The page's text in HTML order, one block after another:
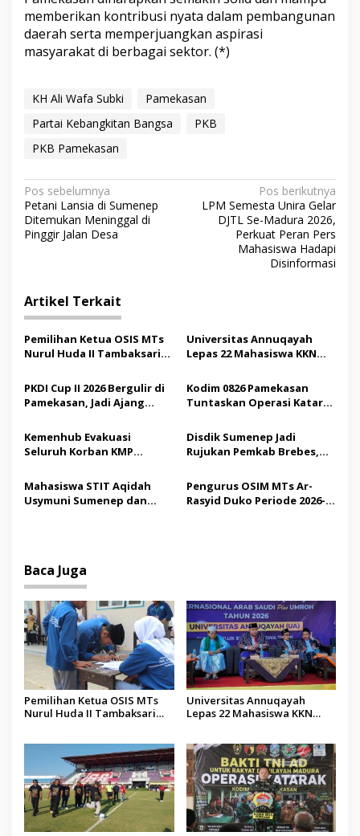
memberikan kontribusi nyata dalam pembangunan
daerah serta memperjuangkan aspirasi
masyarakat di berbagai sektor. (*)
KH Ali Wafa Subki
Pamekasan
Partai Kebangkitan Bangsa
PKB
PKB Pamekasan
N
a
v
a
s
i
o
Pos sebelumnya
Petani Lansia di Sumenep
Ditemukan Meninggal di
Pinggir Jalan Desa
Pos berikutnya
LPM Semesta Unira Gelar
DJTL Se-Madura 2026,
Perkuat Peran Pers
Mahasiswa Hadapi
Disinformasi
Artikel Terkait
Pemilihan Ketua OSIS MTs
Nurul Huda II Tambaksari
Demokrasi bagi Siswa
Universitas Annuqayah
Lepas 22 Mahasiswa KKN
Saudi
PKDI Cup II 2026 Bergulir di
Pamekasan, Jadi Ajang
Madura
Kodim 0826 Pamekasan
Tuntaskan Operasi Katarak
Tindakan Medis
Kemenhub Evakuasi
Seluruh Korban KMP
Operator Diaudit
Disdik Sumenep Jadi
Rujukan Pemkab Brebes,
Pendidikan Berbasis
Budaya
Mahasiswa STIT Aqidah
Usymuni Sumenep dan
Pengurus OSIM MTs Ar-
Rasyid Duko Periode 2026-
Baca Juga
Pemilihan Ketua OSIS MTs
Nurul Huda II Tambaksari
Universitas Annuqayah
Lepas 22 Mahasiswa KKN